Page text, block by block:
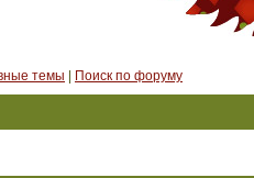
темы Поиск по форуму